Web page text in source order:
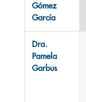
Gómez
García
Dra.
Pamela
Garbus